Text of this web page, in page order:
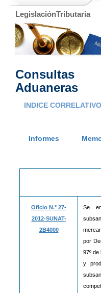
LegislaciónTributaria
Consultas
Aduaneras
INDICE
Informes
Oficio N.° 27-
2012-SUNAT-
2B4000
Se
por
97º
y